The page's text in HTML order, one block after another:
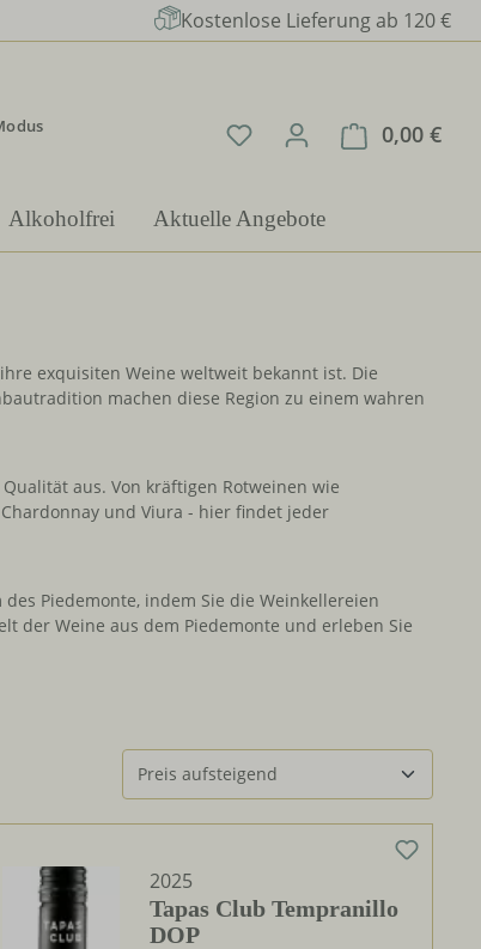
Kostenlose Lieferung ab 120 €
Du hast 0 Produkte auf
0,00 €
Alkoholfrei Aktuelle Angebote
exquisiten Weine weltweit bekannt ist. Die
machen diese Region zu einem wahren
aus. Von kräftigen Rotweinen wie
und Viura - hier findet jeder
Piedemonte, indem Sie die Weinkellereien
der Weine aus dem Piedemonte und erleben Sie
2025
Tapas Club Tempranillo
DOP